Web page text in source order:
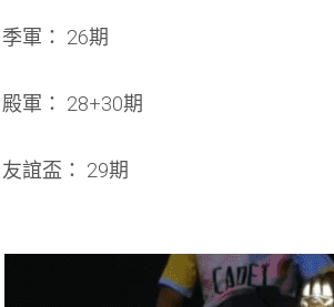
季軍： 26期
殿軍： 28+30期
友誼盃： 29期